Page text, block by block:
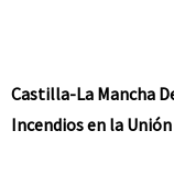
Castilla-La Mancha
Incendios en la